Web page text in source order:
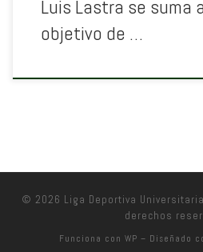
Luis Lastra se suma
objetivo de …
© 2026 Liga Deportiva
derechos
Funciona con WP – Diseñado